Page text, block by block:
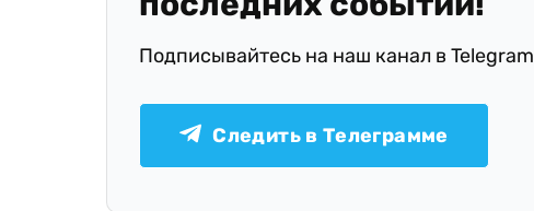
Подписывайтесь на наш канал в Telegram
Следить в Телеграмме